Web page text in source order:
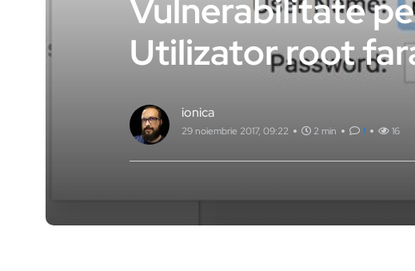
Vulnerabilitate
Utilizator root
ionica
29 noiembrie 2017, 09:22 2 min 1 16